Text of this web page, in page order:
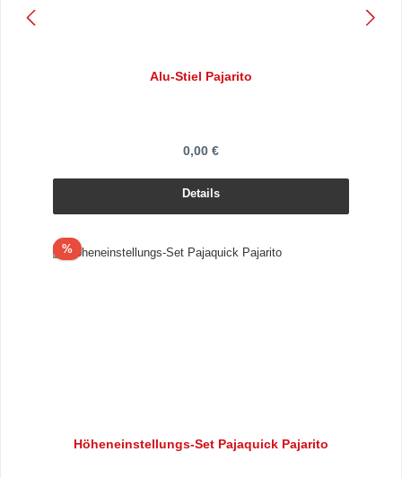
Alu-Stiel Pajarito
0,00 €
Details
%Rabatt
Höheneinstellungs-Set Pajaquick Pajarito